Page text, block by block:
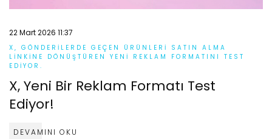
22 Mart 2026 11:37
X, GÖNDERILERDE GEÇEN ÜRÜNLERI SATIN ALMA
LINKINE DÖNÜŞTÜREN YENI REKLAM FORMATINI TEST
EDIYOR.
X, Yeni Bir Reklam Formatı Test
Ediyor!
DEVAMINI OKU